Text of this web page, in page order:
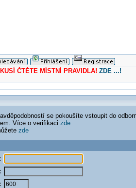
ČTĚTE MÍSTNÍ PRAVIDLA! ZDE ...!
se pokoušíte vstoupit do
Více o verifikaci zde
zde